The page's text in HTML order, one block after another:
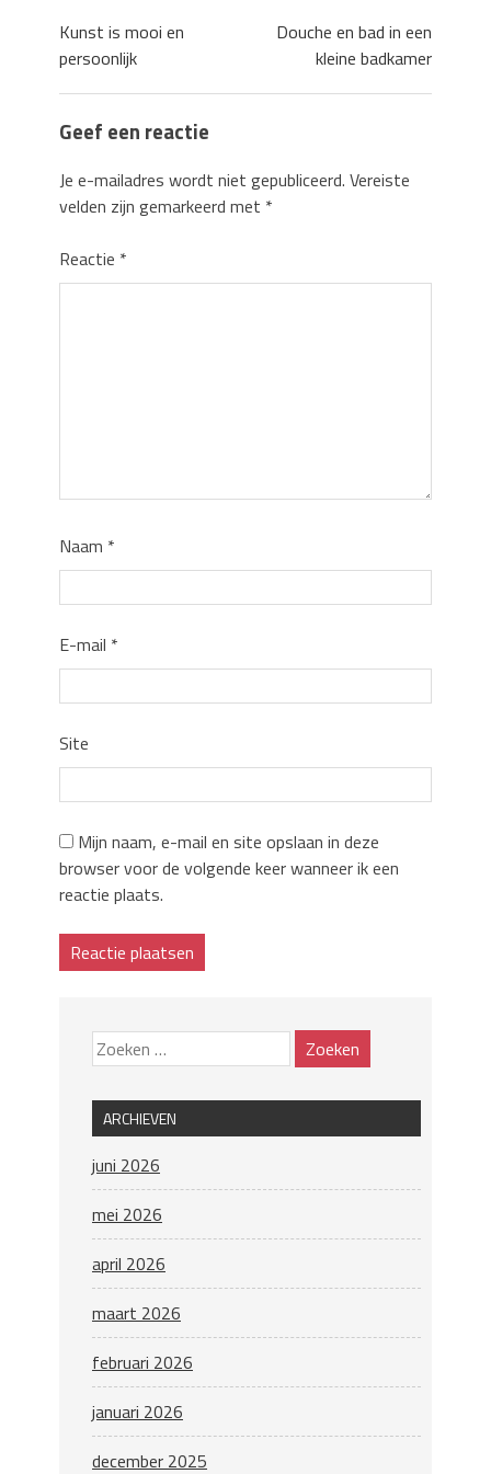
Kunst is mooi en
persoonlijk
Douche en bad in een
kleine badkamer
Geef een reactie
Je e-mailadres wordt niet gepubliceerd. Vereiste
velden zijn gemarkeerd met *
Reactie *
Naam *
E-mail *
Site
Mijn naam, e-mail en site opslaan in deze
browser voor de volgende keer wanneer ik een
reactie plaats.
ARCHIEVEN
juni 2026
mei 2026
april 2026
maart 2026
februari 2026
januari 2026
december 2025